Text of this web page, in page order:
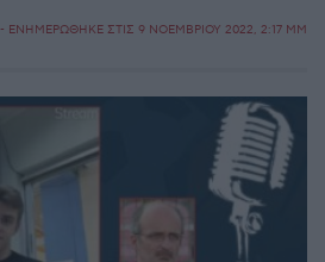
ΕΝΗΜΕΡΏΘΗΚΕ ΣΤΙΣ 9 ΝΟΕΜΒΡΊΟΥ 2022, 2:17 ΜΜ